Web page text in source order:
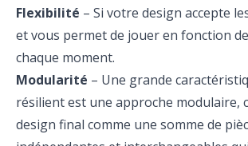
Flexibilité – Si votre design accepte
et vous permet de jouer en fonction
chaque moment.
Modularité – Une grande
résilient est une approche modulaire,
design final comme une somme de